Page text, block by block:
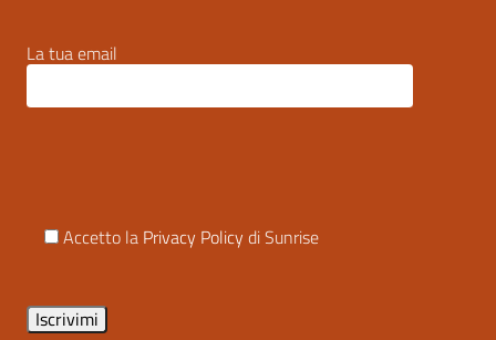
La tua email
Accetto la Privacy Policy di Sunrise